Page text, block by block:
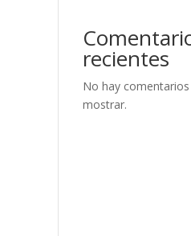
recientes
No hay comentarios
mostrar.